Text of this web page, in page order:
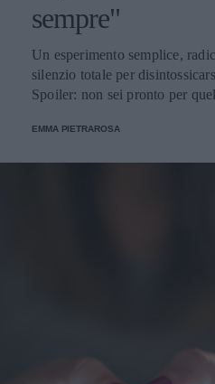
sempre"
Un esperimento semplice,
silenzio totale per
Spoiler: non sei pronto per
EMMA PIETRAROSA